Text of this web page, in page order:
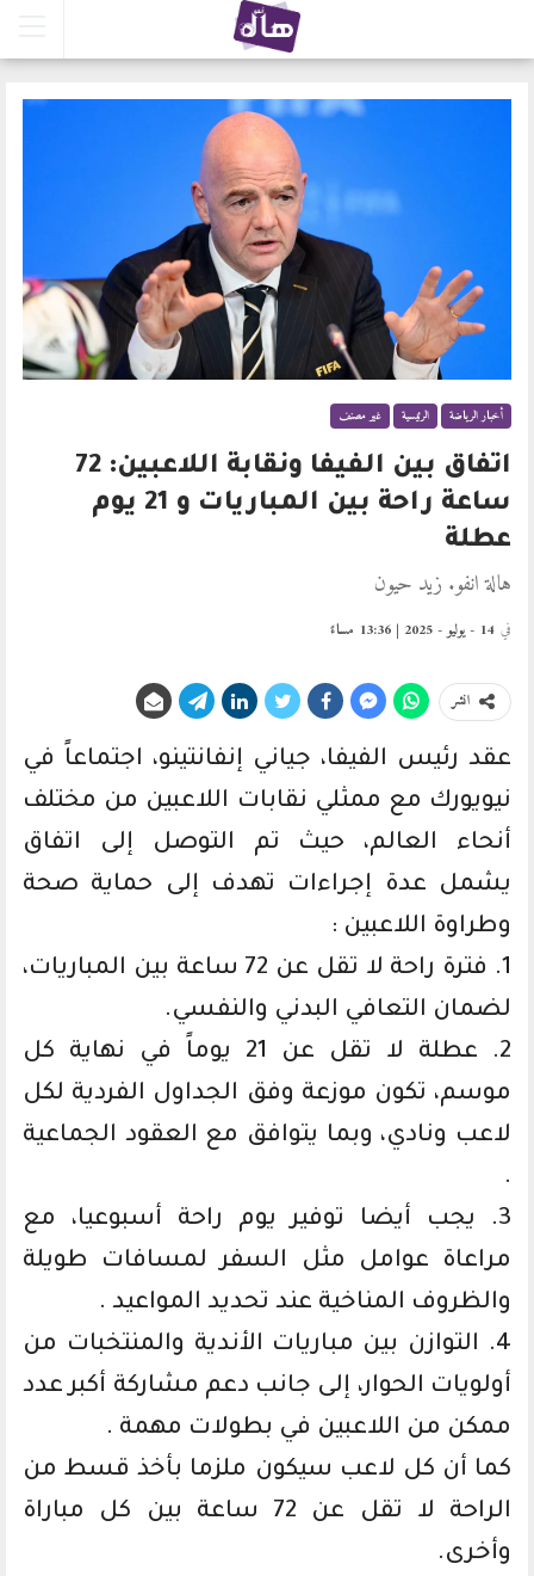
أخبار الرياضة الرئيسية غير مصنف
اتفاق بين الفيفا ونقابة اللاعبين: 72
ساعة راحة بين المباريات و 21 يوم
عطلة
هالة انفو. زيد حيون
في 14 - يوليو - 2025 | 13:36 مساءً
انشر
عقد رئيس الفيفا، جياني إنفانتينو، اجتماعاً في
نيويورك مع ممثلي نقابات اللاعبين من مختلف
أنحاء العالم، حيث تم التوصل إلى اتفاق
يشمل عدة إجراءات تهدف إلى حماية صحة
وطراوة اللاعبين :
1. فترة راحة لا تقل عن 72 ساعة بين المباريات،
لضمان التعافي البدني والنفسي.
2. عطلة لا تقل عن 21 يوماً في نهاية كل
موسم، تكون موزعة وفق الجداول الفردية لكل
لاعب ونادي، وبما يتوافق مع العقود الجماعية
.
3. يجب أيضا توفير يوم راحة أسبوعيا، مع
مراعاة عوامل مثل السفر لمسافات طويلة
والظروف المناخية عند تحديد المواعيد .
4. التوازن بين مباريات الأندية والمنتخبات من
أولويات الحوار، إلى جانب دعم مشاركة أكبر عدد
ممكن من اللاعبين في بطولات مهمة .
كما أن كل لاعب سيكون ملزما بأخذ قسط من
الراحة لا تقل عن 72 ساعة بين كل مباراة
وأخرى.